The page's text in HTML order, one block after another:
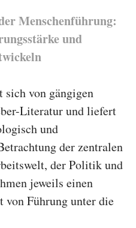
Menschenführung:
und
sich von gängigen
Literatur und liefert
und
der zentralen
der Politik und
jeweils einen
von Führung unter die